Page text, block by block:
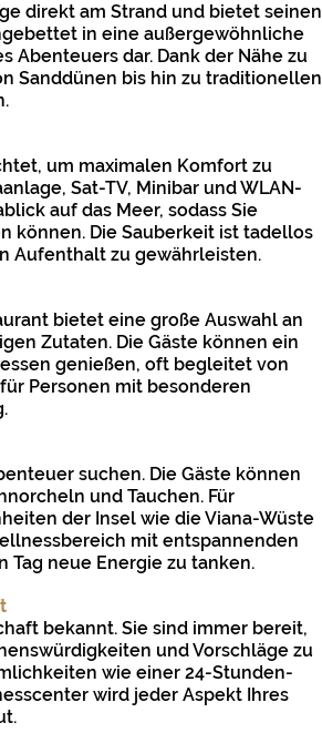
direkt am Strand und bietet seinen
in eine außergewöhnliche
Abenteuers dar. Dank der Nähe zu
Sanddünen bis hin zu traditionellen
um maximalen Komfort zu
Sat-TV, Minibar und WLAN-
auf das Meer, sodass Sie
können. Die Sauberkeit ist tadellos
Aufenthalt zu gewährleisten.
bietet eine große Auswahl an
Zutaten. Die Gäste können ein
genießen, oft begleitet von
Personen mit besonderen
suchen. Die Gäste können
und Tauchen. Für
der Insel wie die Viana-Wüste
mit entspannenden
neue Energie zu tanken.
bekannt. Sie sind immer bereit,
und Vorschläge zu
wie einer 24-Stunden-
wird jeder Aspekt Ihres